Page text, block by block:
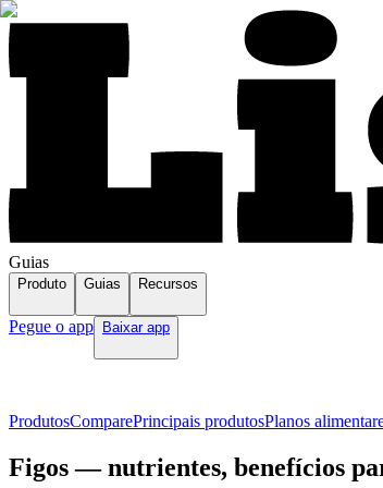
Guias
Produto Guias Recursos
Pegue o app Baixar app
ProdutosComparePrincipais produtosPlanos
Figos — nutrientes, benefícios